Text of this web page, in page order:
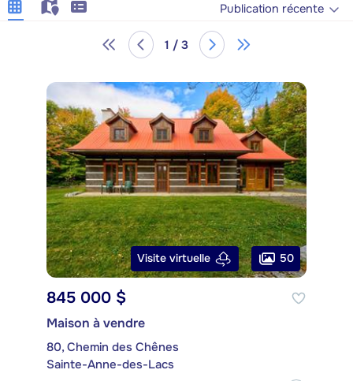
Publication récente
1 / 3
Visite virtuelle 50
845 000 $
Maison à vendre
80, Chemin des Chênes
Sainte-Anne-des-Lacs